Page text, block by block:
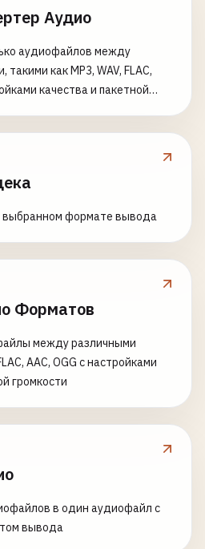
Аудио
аудиофайлов между
как MP3, WAV, FLAC,
качества и пакетной
выбранном формате вывода
Форматов
между различными
AAC, OGG с настройками
громкости
в один аудиофайл с
вывода